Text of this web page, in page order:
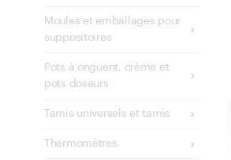
Moules et emballages pour
suppositoires
Pots à onguent, crème et
pots doseurs
Tamis universels et tamis
Thermomètres